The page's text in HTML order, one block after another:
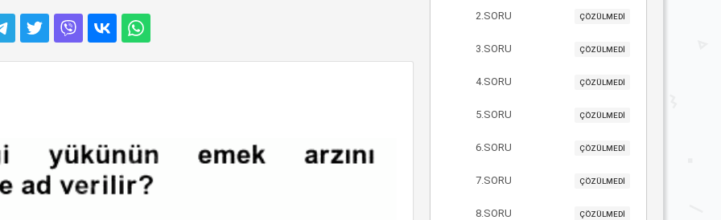
2.SORU ÇÖZÜLMEDİ
3.SORU ÇÖZÜLMEDİ
4.SORU ÇÖZÜLMEDİ
5.SORU ÇÖZÜLMEDİ
6.SORU ÇÖZÜLMEDİ
7.SORU ÇÖZÜLMEDİ
8.SORU ÇÖZÜLMEDİ